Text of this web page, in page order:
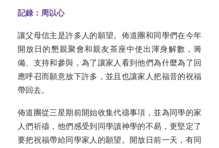
記錄：周以心
讓父母信主是許多人的願望。佈道團和同學們在今年
開放日的懇親聚會和親友茶座中使出渾身解數，籌
備、支持和參與，為了讓家人看到他們為什麼為了回
應呼召而願意放下許多，並且也讓家人把福音的祝福
帶回去。
佈道團從三星期前開始收集代禱事項，並為同學的家
人們祈禱，他們感受到同學讀神學的不易，更堅定了
要把祝福帶給同學家人的願望。開放日前一天，有同